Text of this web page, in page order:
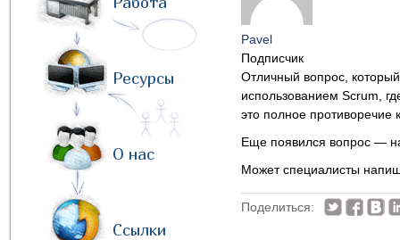
Ресурсы
О нас
Ссылки
Pavel
Подписчик
Отличный вопрос,
использованием Scrum,
это полное
Еще появился вопрос —
Может специалисты
Поделиться: